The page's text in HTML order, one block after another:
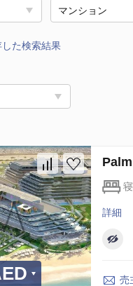
マンション
た検索結果
詳細
売